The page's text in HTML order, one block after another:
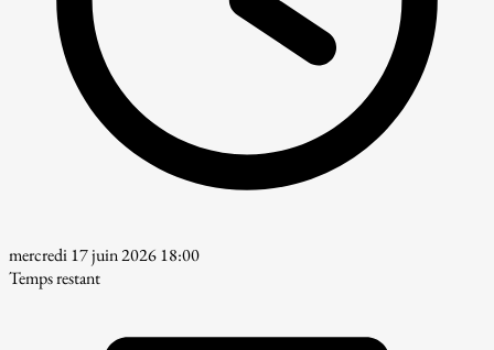
mercredi 17 juin 2026 18:00
Temps restant